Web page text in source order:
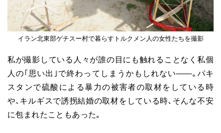
イラン北東部ゲチスー村で暮らすトルクメン人の女性たちを撮影
私が撮影している人々が誰の目にも触れることなく私個
人の｢思い出｣で終わってしまうかもしれない――｡パキ
スタンで硫酸による暴力の被害者の取材をしている時
や､キルギスで誘拐結婚の取材をしている時､そんな不安
に包まれたこともあった｡